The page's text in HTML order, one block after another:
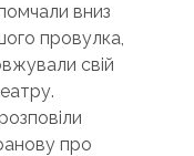
вниз
провулка,
свій
про